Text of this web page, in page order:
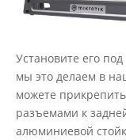
Установите его
мы это делаем в
можете
разъемами к
алюминиевой